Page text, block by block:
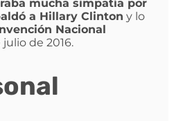
mucha simpatía por
a Hillary Clinton y lo
Nacional
de 2016.